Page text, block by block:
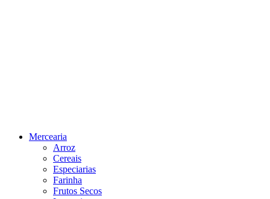
Mercearia
Arroz
Cereais
Especiarias
Farinha
Frutos Secos